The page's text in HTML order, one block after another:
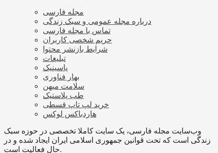
مجله فارسی
درباره مجله عمومی و سبک زندگی
تماس با مجله فارسی
حریم شخصی کاربران
شرایط بازنشر محتوا
تبلیغات
پاسینیک
بهار فناوری
سلامت میهن
طب پلاستیک
خرید لپ تاپ قسطی
هاردباکس لوکس
وب‌سایت مجله فارسی، یک سایت کاملا تخصصی در حوزه سبک
زندگی است که تحت قوانین جمهوری اسلامی ایران ایجاد شده و در
حال فعالیت است.